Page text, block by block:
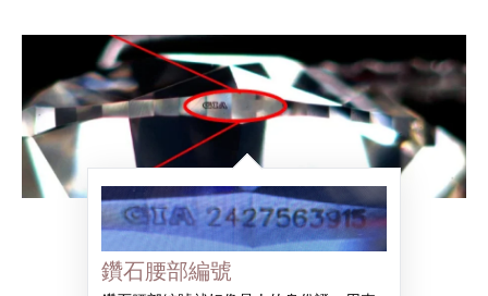
鑽石腰部編號